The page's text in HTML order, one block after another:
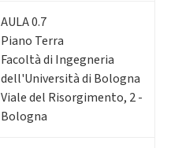
AULA 0.7
Piano Terra
Facoltà di Ingegneria
dell'Università di Bologna
Viale del Risorgimento, 2 -
Bologna